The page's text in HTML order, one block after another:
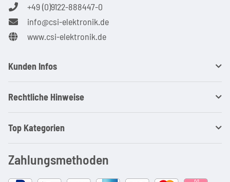
+49 (0)9122-888447-0
info@csi-elektronik.de
www.csi-elektronik.de
Kunden Infos
Rechtliche Hinweise
Top Kategorien
Zahlungsmethoden